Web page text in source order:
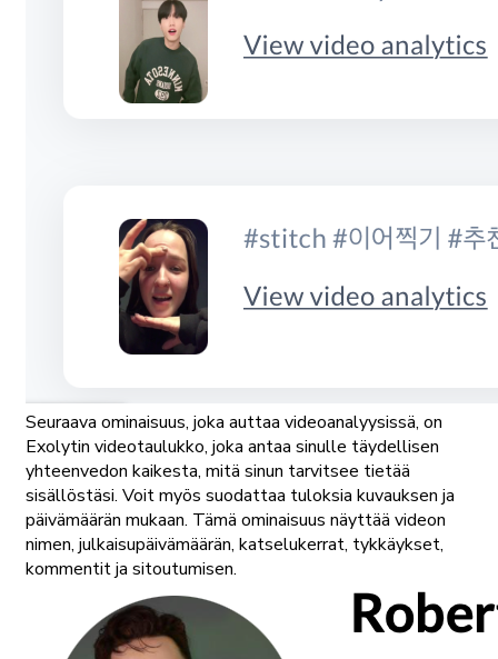
Seuraava ominaisuus, joka auttaa videoanalyysissä, on
Exolytin videotaulukko, joka antaa sinulle täydellisen
yhteenvedon kaikesta, mitä sinun tarvitsee tietää
sisällöstäsi. Voit myös suodattaa tuloksia kuvauksen ja
päivämäärän mukaan. Tämä ominaisuus näyttää videon
nimen, julkaisupäivämäärän, katselukerrat, tykkäykset,
kommentit ja sitoutumisen.